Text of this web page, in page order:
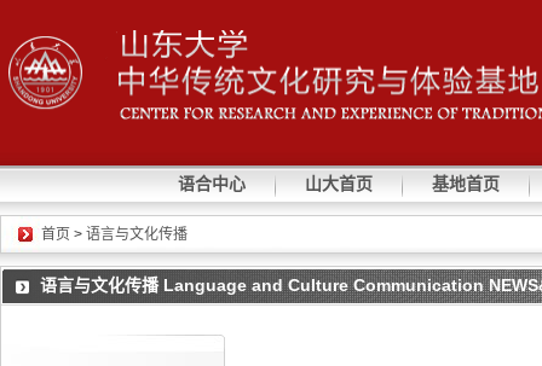
语合中心 山大首页 基地首页
首页 > 语言与文化传播
语言与文化传播 Language and Culture Communication